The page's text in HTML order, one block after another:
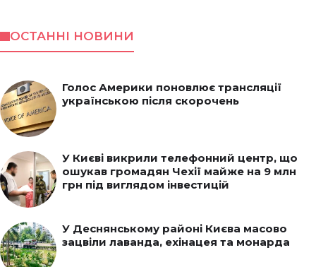
ОСТАННІ НОВИНИ
Голос Америки поновлює трансляції
українською після скорочень
У Києві викрили телефонний центр, що
ошукав громадян Чехії майже на 9 млн
грн під виглядом інвестицій
У Деснянському районі Києва масово
зацвіли лаванда, ехінацея та монарда